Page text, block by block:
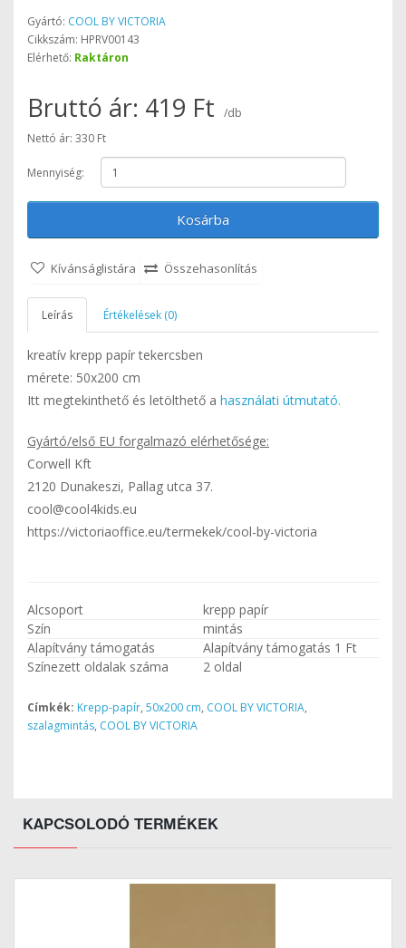
Gyártó: COOL BY VICTORIA
Cikkszám: HPRV00143
Elérhető: Raktáron
Bruttó ár: 419 Ft
/db
Nettó ár: 330 Ft
Mennyiség:
Kosárba
Kívánságlistára Összehasonlítás
Leírás Értékelések (0)
kreatív krepp papír tekercsben
mérete: 50x200 cm
Itt megtekinthető és letölthető a használati útmutató.
Gyártó/első EU forgalmazó elérhetősége:
Corwell Kft
2120 Dunakeszi, Pallag utca 37.
cool@cool4kids.eu
https://victoriaoffice.eu/termekek/cool-by-victoria
Alcsoport
krepp papír
Szín
mintás
Alapítvány támogatás
Alapítvány támogatás 1 Ft
Színezett oldalak száma
2 oldal
Címkék: Krepp-papír, 50x200 cm, COOL BY VICTORIA,
szalagmintás, COOL BY VICTORIA
KAPCSOLODÓ TERMÉKEK